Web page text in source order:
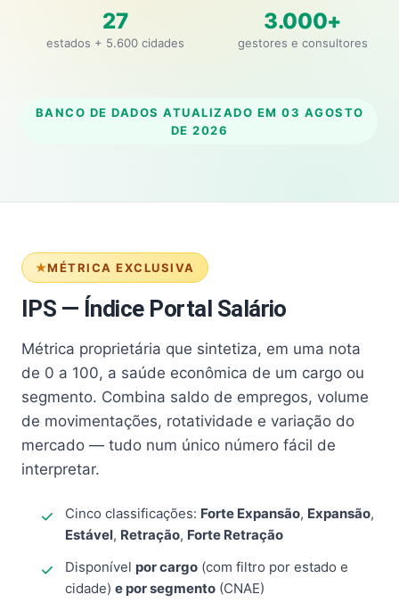
27
estados + 5.600 cidades
3.000+
gestores e consultores
BANCO DE DADOS ATUALIZADO EM 03 AGOSTO
DE 2026
MÉTRICA EXCLUSIVA
IPS — Índice Portal Salário
Métrica proprietária que sintetiza, em uma nota
de 0 a 100, a saúde econômica de um cargo ou
segmento. Combina saldo de empregos, volume
de movimentações, rotatividade e variação do
mercado — tudo num único número fácil de
interpretar.
Cinco classificações: Forte Expansão, Expansão,
Estável, Retração, Forte Retração
Disponível por cargo (com filtro por estado e
cidade) e por segmento (CNAE)